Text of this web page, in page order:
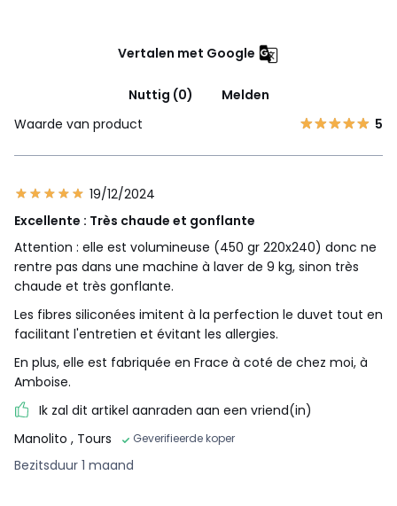
Vertalen met Google
Nuttig (0)
Melden
Waarde van product
5
19/12/2024
Excellente : Très chaude et gonflante
Attention : elle est volumineuse (450 gr 220x240) donc ne
rentre pas dans une machine à laver de 9 kg, sinon très
chaude et très gonflante.
Les fibres siliconées imitent à la perfection le duvet tout en
facilitant l'entretien et évitant les allergies.
En plus, elle est fabriquée en Frace à coté de chez moi, à
Amboise.
Ik zal dit artikel aanraden aan een vriend(in)
Manolito , Tours Geverifieerde koper
Bezitsduur 1 maand